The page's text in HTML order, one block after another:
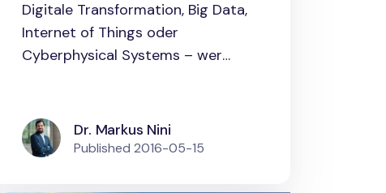
Unternehmen nicht
verpassen sollten
Digitale Transformation, Big Data,
Internet of Things oder
Cyberphysical Systems – wer
Dr. Markus Nini
Published2016-05-15